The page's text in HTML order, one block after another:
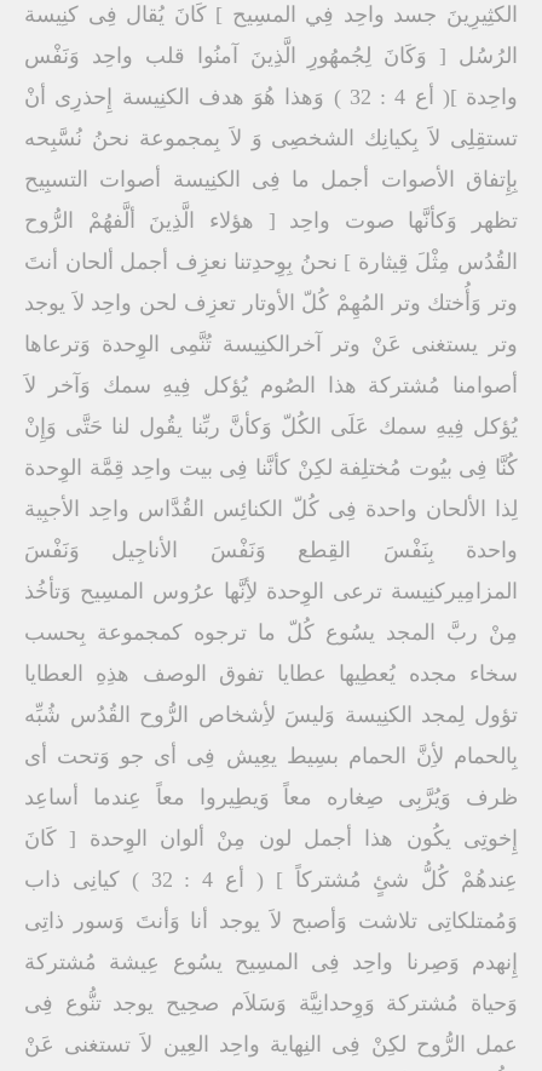
الكثِيرِينَ جسد واحِد فِي المسِيح ] كَانَ يُقال فِى كنِيسة
الرُسُل [ وَكَانَ لِجُمهُورِ الَّذِينَ آمنُوا قلب واحِد وَنَفْس
واحِدة ]( أع 4 : 32 ) وَهذا هُوَ هدف الكنِيسة إِحذرِى أنْ
تستقِلِى لاَ بِكيانِك الشخصِى وَ لاَ بِمجموعة نحنُ نُسَّبِحه
بِإِتفاق الأصوات أجمل ما فِى الكنِيسة أصوات التسبِيح
تظهر وَكأنَّها صوت واحِد [ هؤلاء الَّذِينَ ألَّفهُمْ الرُّوح
القُدُس مِثْلَ قِيثارة ] نحنُ بِوِحدِتنا نعزِف أجمل ألحان أنتَ
وتر وَأُختك وتر المُهِمْ كُلّ الأوتار تعزِف لحن واحِد لاَ يوجد
وتر يستغنى عَنْ وتر آخرالكنِيسة تُنَّمِى الوِحدة وَترعاها
أصوامنا مُشتركة هذا الصُوم يُؤكل فِيهِ سمك وَآخر لاَ
يُؤكل فِيهِ سمك عَلَى الكُلّ وَكأنَّ ربِّنا يقُول لنا حَتَّى وَإِنْ
كُنَّا فِى بيُوت مُختلِفة لكِنْ كأنَّنا فِى بيت واحِد قِمَّة الوِحدة
لِذا الألحان واحدة فِى كُلّ الكنائِس القُدَّاس واحِد الأجبِية
واحدة بِنَفْسَ القِطع وَنَفْسَ الأناجِيل وَنَفْسَ
المزامِيركنِيسة ترعى الوِحدة لأِنَّها عرُوس المسِيح وَتأخُذ
مِنْ ربَّ المجد يسُوع كُلّ ما ترجوه كمجموعة بِحسب
سخاء مجده يُعطِيها عطايا تفوق الوصف هذِهِ العطايا
تؤول لِمجد الكنِيسة وَليسَ لأِشخاص الرُّوح القُدُس شُبِّه
بِالحمام لأِنَّ الحمام بسِيط يعِيش فِى أى جو وَتحت أى
ظرف وَيُرَّبِى صِغاره معاً وَيطِيروا معاً عِندما أساعِد
إِخوتِى يكُون هذا أجمل لون مِنْ ألوان الوِحدة [ كَانَ
عِندهُمْ كُلُّ شئٍ مُشتركاً ] ( أع 4 : 32 ) كيانِى ذاب
وَمُمتلكاتِى تلاشت وَأصبح لاَ يوجد أنا وَأنتَ وَسور ذاتِى
إِنهدم وَصِرنا واحِد فِى المسِيح يسُوع عِيشة مُشتركة
وَحياة مُشتركة وَوِحدانِيَّة وَسَلاَم صحِيح يوجد تنُّوع فِى
عمل الرُّوح لكِنْ فِى النِهاية واحِد العِين لاَ تستغنى عَنْ